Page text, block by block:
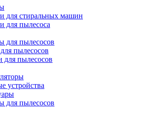
для стиральных машин
для пылесоса
для пылесосов
пылесосов
для пылесосов
устройства
для пылесосов